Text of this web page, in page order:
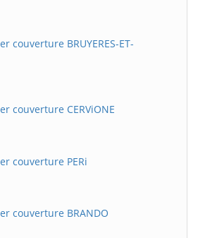
couverture BRUYERES-ET-
couverture CERViONE
couverture PERi
couverture BRANDO